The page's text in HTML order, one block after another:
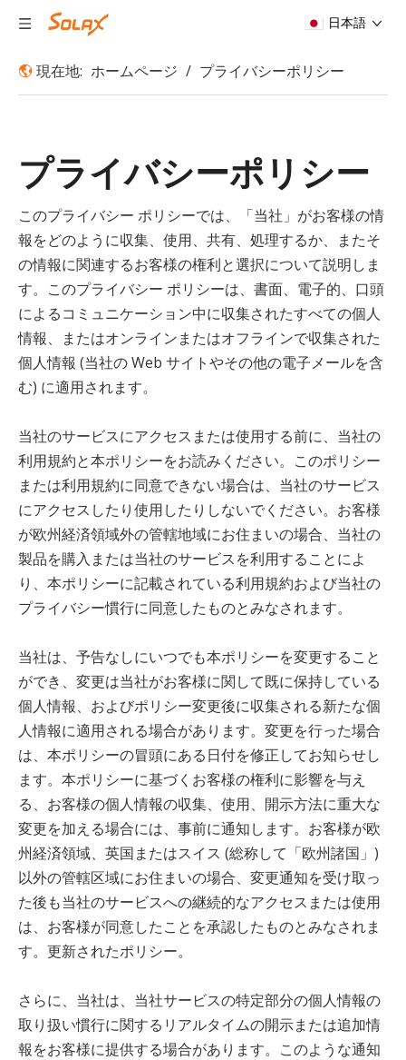
日本語
現在地: ホームページ / プライバシーポリシー
プライバシーポリシー
このプライバシー ポリシーでは、「当社」がお客様の情
報をどのように収集、使用、共有、処理するか、またそ
の情報に関連するお客様の権利と選択について説明しま
す。このプライバシー ポリシーは、書面、電子的、口頭
によるコミュニケーション中に収集されたすべての個人
情報、またはオンラインまたはオフラインで収集された
個人情報 (当社の Web サイトやその他の電子メールを含
む) に適用されます。
当社のサービスにアクセスまたは使用する前に、当社の
利用規約と本ポリシーをお読みください。このポリシー
または利用規約に同意できない場合は、当社のサービス
にアクセスしたり使用したりしないでください。お客様
が欧州経済領域外の管轄地域にお住まいの場合、当社の
製品を購入または当社のサービスを利用することによ
り、本ポリシーに記載されている利用規約および当社の
プライバシー慣行に同意したものとみなされます。
当社は、予告なしにいつでも本ポリシーを変更すること
ができ、変更は当社がお客様に関して既に保持している
個人情報、およびポリシー変更後に収集される新たな個
人情報に適用される場合があります。変更を行った場合
は、本ポリシーの冒頭にある日付を修正してお知らせし
ます。本ポリシーに基づくお客様の権利に影響を与え
る、お客様の個人情報の収集、使用、開示方法に重大な
変更を加える場合には、事前に通知します。お客様が欧
州経済領域、英国またはスイス (総称して「欧州諸国」)
以外の管轄区域にお住まいの場合、変更通知を受け取っ
た後も当社のサービスへの継続的なアクセスまたは使用
は、お客様が同意したことを承認したものとみなされま
す。更新されたポリシー。
さらに、当社は、当社サービスの特定部分の個人情報の
取り扱い慣行に関するリアルタイムの開示または追加情
報をお客様に提供する場合があります。このような通知